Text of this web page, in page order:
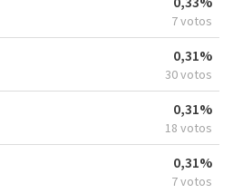
7 votos
0,31%
30 votos
0,31%
18 votos
0,31%
7 votos